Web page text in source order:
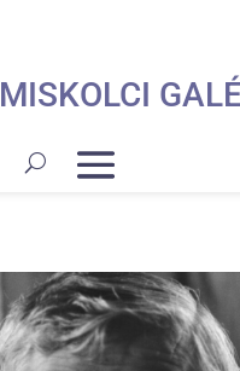
MISKOLCI